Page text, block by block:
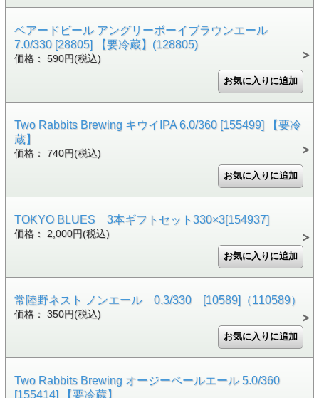
ベアードビール アングリーボーイブラウンエール
7.0/330 [28805] 【要冷蔵】(128805)
価格： 590円(税込)
Two Rabbits Brewing キウイIPA 6.0/360 [155499] 【要冷
蔵】
価格： 740円(税込)
TOKYO BLUES 3本ギフトセット330×3[154937]
価格： 2,000円(税込)
常陸野ネスト ノンエール 0.3/330 [10589]（110589）
価格： 350円(税込)
Two Rabbits Brewing オージーペールエール 5.0/360
[155414] 【要冷蔵】